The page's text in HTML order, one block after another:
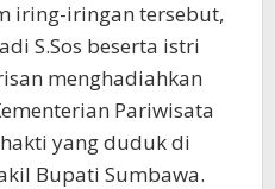
iring-iringan tersebut,
S.Sos beserta istri
menghadiahkan
Pariwisata
yang duduk di
Bupati Sumbawa.